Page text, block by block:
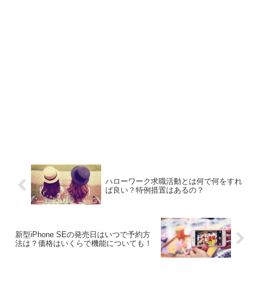
ハローワーク求職活動とは何で何をすれ
ば良い？特例措置はあるの？
新型iPhone SEの発売日はいつで予約方
法は？価格はいくらで機能についても！